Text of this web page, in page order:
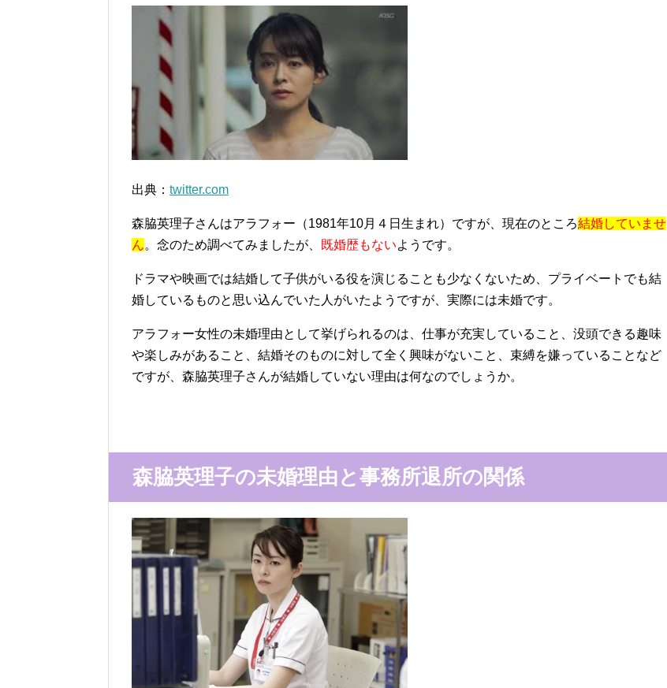
出典： twitter.com
森脇英理子さんはアラフォー（1981年10月４日生まれ）ですが、現在のところ結婚していませ
ん。念のため調べてみましたが、 既婚歴もないようです。
ドラマや映画では結婚して子供がいる役を演じることも少なくないため、プライベートでも結
婚しているものと思い込んでいた人がいたようですが、実際には未婚です。
アラフォー女性の未婚理由として挙げられるのは、仕事が充実していること、没頭できる趣味
や楽しみがあること、結婚そのものに対して全く興味がないこと、束縛を嫌っていることなど
ですが、森脇英理子さんが結婚していない理由は何なのでしょうか。
森脇英理子の未婚理由と事務所退所の関係